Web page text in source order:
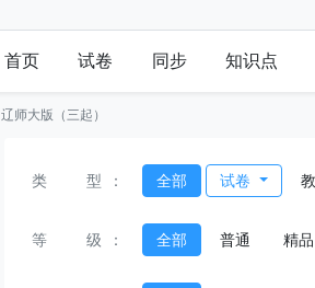
首页 试卷 同步 知识点
辽师大版（三起）
类型 ： 全部 试卷
等级 ： 全部 普通 精品